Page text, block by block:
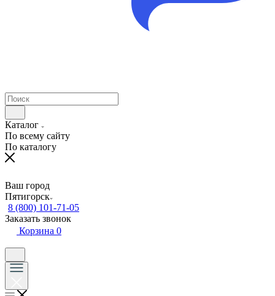
Каталог
По всему сайту
По каталогу
Ваш город
Пятигорск
8 (800) 101-71-05
Заказать звонок
Корзина 0